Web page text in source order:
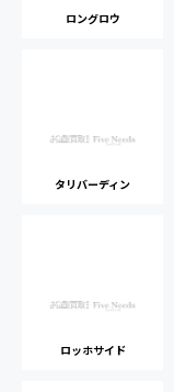
ロングロウ
タリバーディン
ロッホサイド